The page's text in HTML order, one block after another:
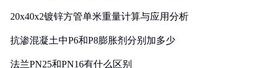
20x40x2镀锌方管单米重量计算与应用分析
抗渗混凝土中P6和P8膨胀剂分别加多少
法兰PN25和PN16有什么区别